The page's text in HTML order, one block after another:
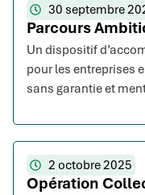
30 septembre
Parcours
Un dispositif
pour les entreprises
sans garantie et
2 octobre 2025
Opération